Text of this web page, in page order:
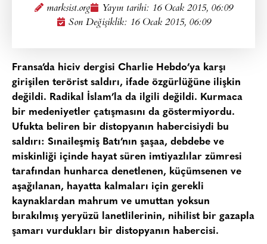
marksist.org Yayın tarihi: 16 Ocak 2015, 06:09
Son Değişiklik: 16 Ocak 2015, 06:09
Fransa’da hiciv dergisi Charlie Hebdo’ya karşı
girişilen terörist saldırı, ifade özgürlüğüne ilişkin
değildi. Radikal İslam’la da ilgili değildi. Kurmaca
bir medeniyetler çatışmasını da göstermiyordu.
Ufukta beliren bir distopyanın habercisiydi bu
saldırı: Sınaileşmiş Batı’nın şaşaa, debdebe ve
miskinliği içinde hayat süren imtiyazlılar zümresi
tarafından hunharca denetlenen, küçümsenen ve
aşağılanan, hayatta kalmaları için gerekli
kaynaklardan mahrum ve umuttan yoksun
bırakılmış yeryüzü lanetlilerinin, nihilist bir gazapla
şamarı vurdukları bir distopyanın habercisi.